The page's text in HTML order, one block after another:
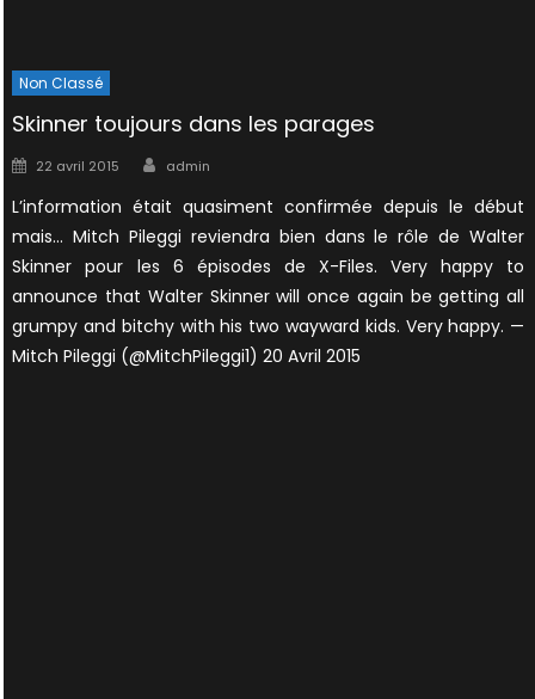
Non Classé
Skinner toujours dans les parages
Posted
22 avril 2015 Author
admin
L’information était quasiment confirmée depuis le début
mais… Mitch Pileggi reviendra bien dans le rôle de Walter
Skinner pour les 6 épisodes de X-Files. Very happy to
announce that Walter Skinner will once again be getting all
grumpy and bitchy with his two wayward kids. Very happy. —
Mitch Pileggi (@MitchPileggi1) 20 Avril 2015